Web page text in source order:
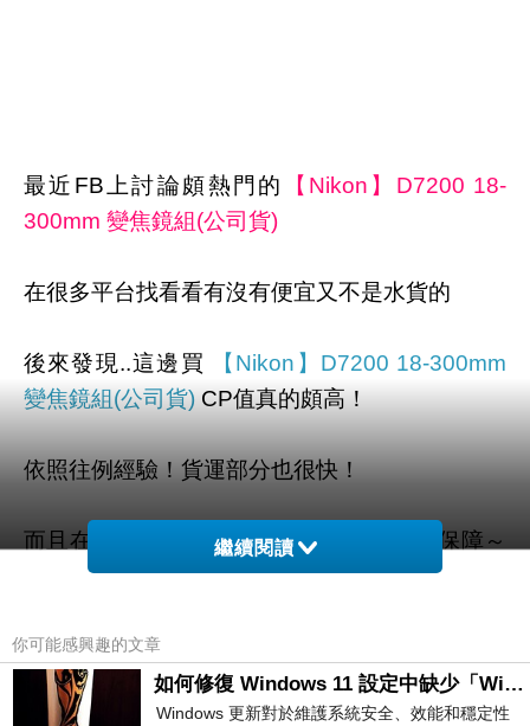
最近FB上討論頗熱門的
【Nikon】D7200 18-
300mm 變焦鏡組(公司貨)
在很多平台找看看有沒有便宜又不是水貨的
後來發現..這邊買
【Nikon】D7200 18-300mm
變焦鏡組(公司貨) CP值真的頗高！
依照往例經驗！貨運部分也很快！
而且在有保障的大平台，可退、可換、有保障～
安啦！
最後跟大家提醒的是
18-300mm 變焦鏡組(公司貨)最近真的很熱門
繼續閱讀
你可能感興趣的文章
如何修復 Windows 11 設定中缺少「Windows 更新」？
Windows 更新對於維護系統安全、效能和穩定性